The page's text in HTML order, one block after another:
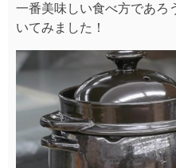
一番美味しい食べ方であろ
いてみました！